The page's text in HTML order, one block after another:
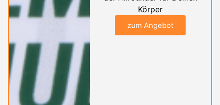
Körper
zum Angebot